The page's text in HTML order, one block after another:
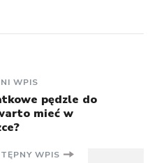
WPIS
pędzle do
mieć w
WPIS